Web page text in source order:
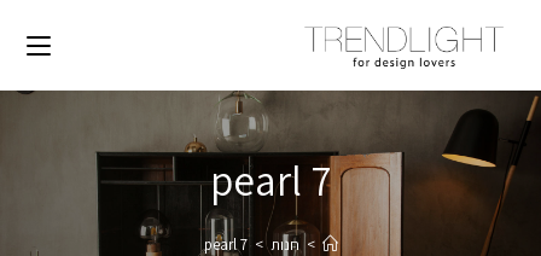
pearl 7
> חנות >
pearl 7